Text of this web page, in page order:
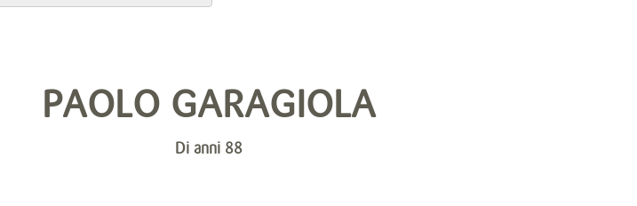
PAOLO GARAGIOLA
Di anni 88